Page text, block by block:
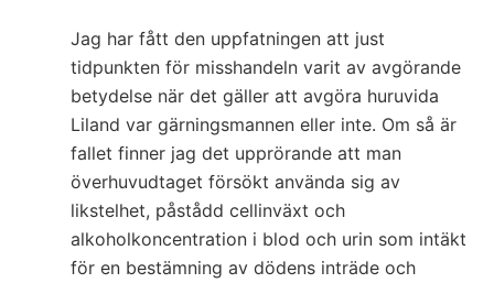
Jag har fått den uppfatningen att just
tidpunkten för misshandeln varit av avgörande
betydelse när det gäller att avgöra huruvida
Liland var gärningsmannen eller inte. Om så är
fallet finner jag det upprörande att man
överhuvudtaget försökt använda sig av
likstelhet, påstådd cellinväxt och
alkoholkoncentration i blod och urin som intäkt
för en bestämning av dödens inträde och